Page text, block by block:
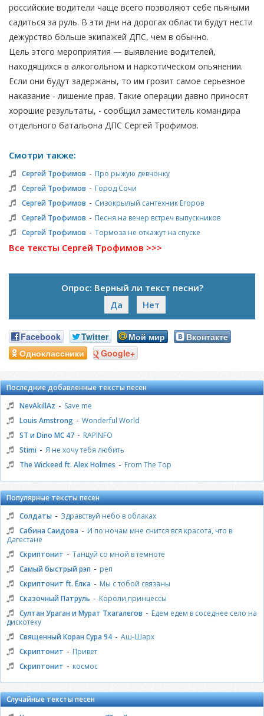
российские водители чаще всего позволяют себе пьяными
садиться за руль. В эти дни на дорогах области будут нести
дежурство больше экипажей ДПС, чем в обычно.
Цель этого мероприятия — выявление водителей,
находящихся в алкогольном и наркотическом опьянении.
Если они будут задержаны, то им грозит самое серьезное
наказание - лишение прав. Такие операции давно приносят
хорошие результаты, - сообщил заместитель командира
отдельного батальона ДПС Сергей Трофимов.
Смотри также:
Сергей Трофимов - Про рыжую девчонку
Сергей Трофимов - Город Сочи
Сергей Трофимов - Сизокрылый сантехник Егоров
Сергей Трофимов - Песня на вечер встреч выпускников
Сергей Трофимов - Тормоза не откажут на спуске
Все тексты Сергей Трофимов >>>
Опрос: Верный ли текст песни?
Да
Нет
Facebook Twitter Мой мир
Вконтакте
Одноклассники
Google+
Последние добавленные тексты песен
NevAkillAz - Save me
Louis Amstrong - Wonderful World
ST и Dino MC 47 - RAPINFO
Stimi - Я не хочу тебя любить
The Wickeed ft. Alex Holmes - From The Top
Популярные тексты песен
Солдаты - Здравствуй небо в облаках
Сабина Саидова - И по ночам мне снится вся красота, что в
Дагестане
Скриптонит - Танцуй со мной в темноте
Самый быстрый рэп - реп
Скриптонит ft. Ёлка - Мы с тобой связаны
Сказочный Патруль - Короли,принцессы
Султан Ураган и Мурат Тхагалегов - Едем едем в соседнее село на
дискотеку
Священный Коран Сура 94 - Аш-Шарх
Скриптонит - Привет
Скриптонит - космос
Случайные тексты песен